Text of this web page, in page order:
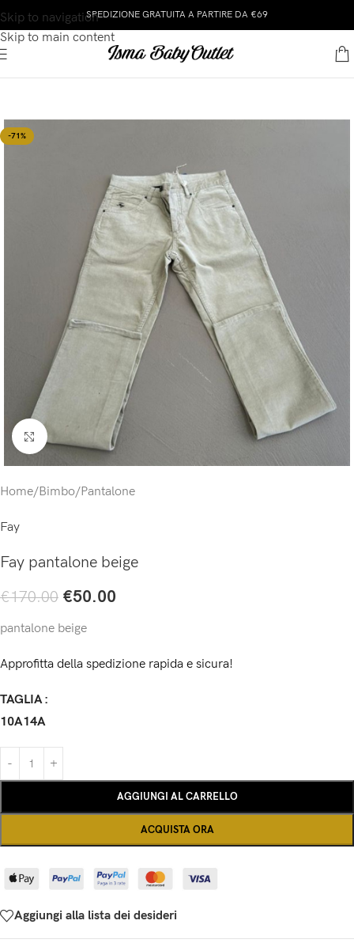
Skip to navigation
Skip to main content
SPEDIZIONE GRATUITA A PARTIRE DA €69
-71%
Click to enlarge
Home/Bimbo/Pantalone
Fay
Fay pantalone beige
€170.00 €50.00
pantalone beige
Approfitta della spedizione rapida e sicura!
TAGLIA
10A14A
AGGIUNGI AL CARRELLO
ACQUISTA ORA
Aggiungi alla lista dei desideri